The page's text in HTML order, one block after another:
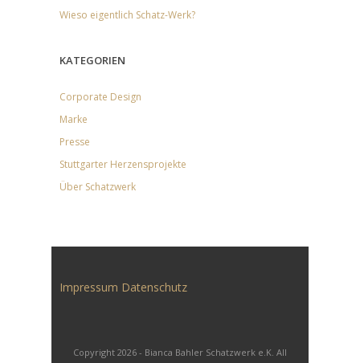
Wieso eigentlich Schatz-Werk?
KATEGORIEN
Corporate Design
Marke
Presse
Stuttgarter Herzensprojekte
Über Schatzwerk
Impressum Datenschutz
Copyright 2026 - Bianca Bahler Schatzwerk e.K. All